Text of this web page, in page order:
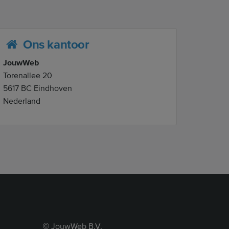
Ons kantoor
JouwWeb
Torenallee 20
5617 BC Eindhoven
Nederland
© JouwWeb B.V.